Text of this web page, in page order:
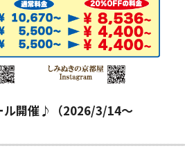
ル開催♪（2026/3/14～